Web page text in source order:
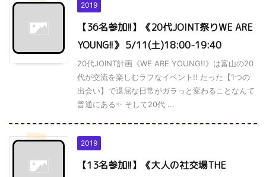
2019
【36名参加!!】《20代JOINT祭りWE ARE
YOUNG!!》 5/11(土)18:00-19:40
20代JOINT計画《WE ARE YOUNG!!》は富山の20
代が交流を楽しむラフなイベント!! たった【1つの
出会い】で退屈な日常がガラっと変わることなんて
普通にある✨ そして20代 ...
2019
【13名参加!!】《大人の社交場THE